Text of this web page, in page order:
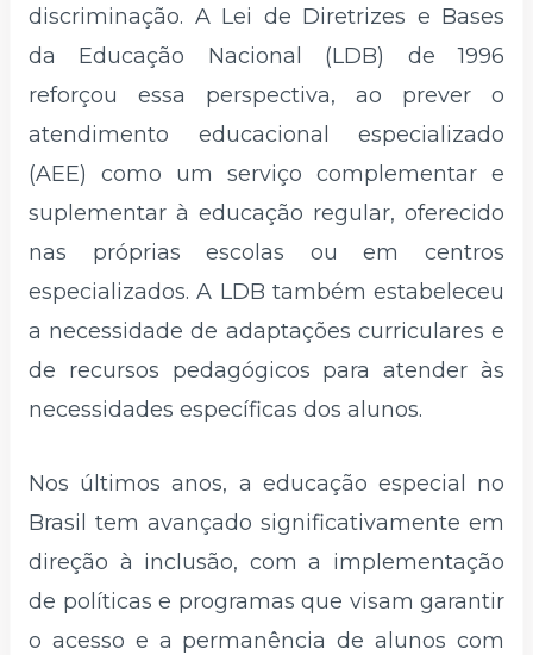
discriminação. A Lei de Diretrizes e Bases
da Educação Nacional (LDB) de 1996
reforçou essa perspectiva, ao prever o
atendimento educacional especializado
(AEE) como um serviço complementar e
suplementar à educação regular, oferecido
nas próprias escolas ou em centros
especializados. A LDB também estabeleceu
a necessidade de adaptações curriculares e
de recursos pedagógicos para atender às
necessidades específicas dos alunos.
Nos últimos anos, a educação especial no
Brasil tem avançado significativamente em
direção à inclusão, com a implementação
de políticas e programas que visam garantir
o acesso e a permanência de alunos com